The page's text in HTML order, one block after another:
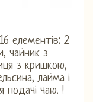
елементів: 2
чайник з
з кришкою,
лайма і
подачі чаю. !